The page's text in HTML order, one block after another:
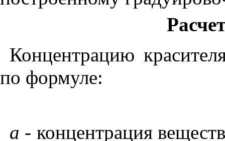
Концентрацию
по формуле:
а - концентрация